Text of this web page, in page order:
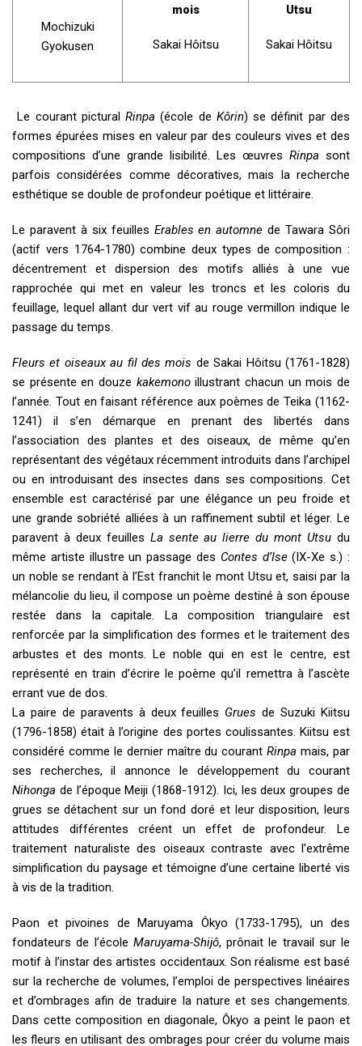
Mochizuki
Gyokusen
mois
Sakai Hôitsu
Utsu
Sakai Hôitsu
Le courant picturalRinpa (école de Kôrin) se définit par des
formes épurées mises en valeur par des couleurs vives et des
compositions d’une grande lisibilité. Les œuvres Rinpa sont
parfois considérées comme décoratives, mais la recherche
esthétique se double de profondeur poétique et littéraire.
Le paravent à six feuilles Erables en automne de Tawara Sôri
(actif vers 1764-1780) combine deux types de composition :
décentrement et dispersion des motifs alliés à une vue
rapprochée qui met en valeur les troncs et les coloris du
feuillage, lequel allant dur vert vif au rouge vermillon indique le
passage du temps.
Fleurs et oiseaux au fil des mois de Sakai Hôitsu (1761-1828)
se présente en douze kakemonoillustrant chacun un mois de
l’année. Tout en faisant référence aux poèmes de Teika (1162-
1241) il s’en démarque en prenant des libertés dans
l’association des plantes et des oiseaux, de même qu’en
représentant des végétaux récemment introduits dans l’archipel
ou en introduisant des insectes dans ses compositions. Cet
ensemble est caractérisé par une élégance un peu froide et
une grande sobriété alliées à un raffinement subtil et léger. Le
paravent à deux feuilles La sente au lierre du mont Utsu du
même artiste illustre un passage des Contes d’Ise(IX-Xe s.) :
un noble se rendant à l’Est franchit le mont Utsu et, saisi par la
mélancolie du lieu, il compose un poème destiné à son épouse
restée dans la capitale. La composition triangulaire est
renforcée par la simplification des formes et le traitement des
arbustes et des monts. Le noble qui en est le centre, est
représenté en train d’écrire le poème qu’il remettra à l’ascète
errant vue de dos.
La paire de paravents à deux feuilles Grues de Suzuki Kiitsu
(1796-1858) était à l’origine des portes coulissantes. Kiitsu est
considéré comme le dernier maître du courantRinpa mais, par
ses recherches, il annonce le développement du courant
Nihonga de l’époque Meiji (1868-1912). Ici, les deux groupes de
grues se détachent sur un fond doré et leur disposition, leurs
attitudes différentes créent un effet de profondeur. Le
traitement naturaliste des oiseaux contraste avec l’extrême
simplification du paysage et témoigne d’une certaine liberté vis
à vis de la tradition.
Paon et pivoines de Maruyama Ôkyo (1733-1795), un des
fondateurs de l’école Maruyama-Shijô, prônait le travail sur le
motif à l’instar des artistes occidentaux. Son réalisme est basé
sur la recherche de volumes, l’emploi de perspectives linéaires
et d’ombrages afin de traduire la nature et ses changements.
Dans cette composition en diagonale, Ôkyo a peint le paon et
les fleurs en utilisant des ombrages pour créer du volume mais